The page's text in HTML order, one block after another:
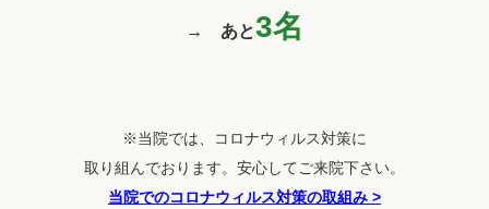
→ あと3名
※当院では、コロナウィルス対策に
取り組んでおります。安心してご来院下さい。
当院でのコロナウィルス対策の取組み >